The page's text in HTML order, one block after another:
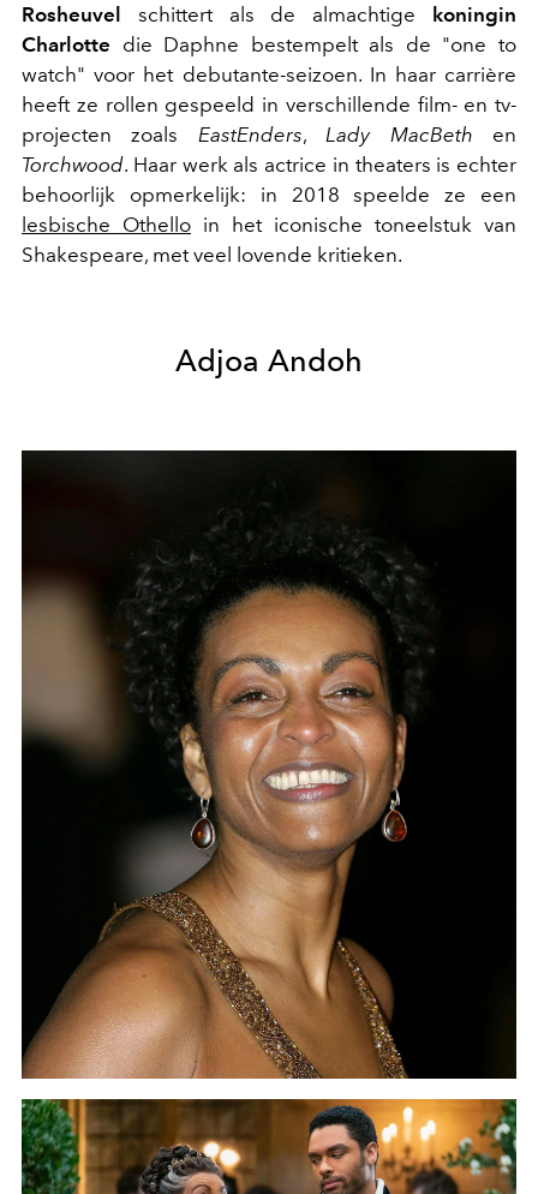
Rosheuvel schittert als de almachtige koningin
Charlotte die Daphne bestempelt als de "one to
watch" voor het debutante-seizoen. In haar carrière
heeft ze rollen gespeeld in verschillende film- en tv-
projecten zoals EastEnders, Lady MacBeth en
Torchwood. Haar werk als actrice in theaters is echter
behoorlijk opmerkelijk: in 2018 speelde ze een
lesbische Othello in het iconische toneelstuk van
Shakespeare, met veel lovende kritieken.
Adjoa Andoh